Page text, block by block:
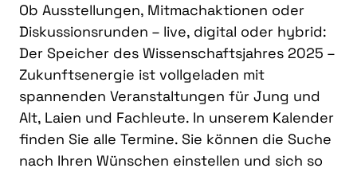
Ob Ausstellungen, Mitmachaktionen oder
Diskussionsrunden – live, digital oder hybrid:
Der Speicher des Wissenschaftsjahres 2025 –
Zukunftsenergie ist vollgeladen mit
spannenden Veranstaltungen für Jung und
Alt, Laien und Fachleute. In unserem Kalender
finden Sie alle Termine. Sie können die Suche
nach Ihren Wünschen einstellen und sich so